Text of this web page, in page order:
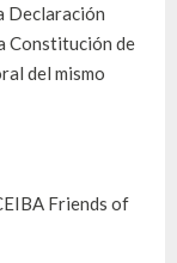
Declaración
Constitución de
del mismo
Friends of